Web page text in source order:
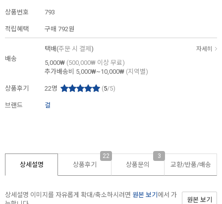
상품번호 793
적립혜택 구매 792원
배송
택배(주문 시 결제 ) 자세히
5,000₩ (500,000₩ 이상 무료)
추가배송비
5,000₩~10,000₩ (지역별)
상품후기 22명 (5/5)
브랜드 걸
상세설명 상품후기
22
상품문의
3
교환/반품/배송
상세설명 이미지를 자유롭게 확대/축소하시려면 원본 보기 에서 가
원본 보기